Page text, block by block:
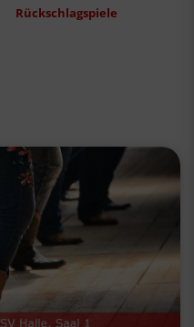
Rückschlagspiele